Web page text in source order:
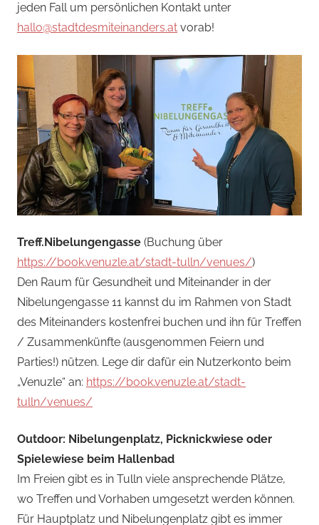
jeden Fall um persönlichen Kontakt unter
hallo@stadtdesmiteinanders.at vorab!
Treff.Nibelungengasse (Buchung über
https://book.venuzle.at/stadt-tulln/venues/)
Den Raum für Gesundheit und Miteinander in der
Nibelungengasse 11 kannst du im Rahmen von Stadt
des Miteinanders kostenfrei buchen und ihn für Treffen
/ Zusammenkünfte (ausgenommen Feiern und
Parties!) nützen. Lege dir dafür ein Nutzerkonto beim
„Venuzle“ an: https://book.venuzle.at/stadt-
tulln/venues/
Outdoor: Nibelungenplatz, Picknickwiese oder
Spielewiese beim Hallenbad
Im Freien gibt es in Tulln viele ansprechende Plätze,
wo Treffen und Vorhaben umgesetzt werden können.
Für Hauptplatz und Nibelungenplatz gibt es immer